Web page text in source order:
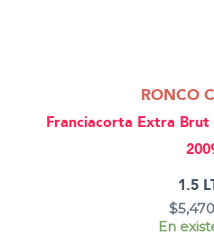
RONCO
Franciacorta Extra Brut
1.5
$
En